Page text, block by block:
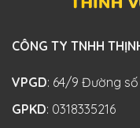
CÔNG TY TNHH
VPGD: 64/9 Đường số
GPKD: 0318335216